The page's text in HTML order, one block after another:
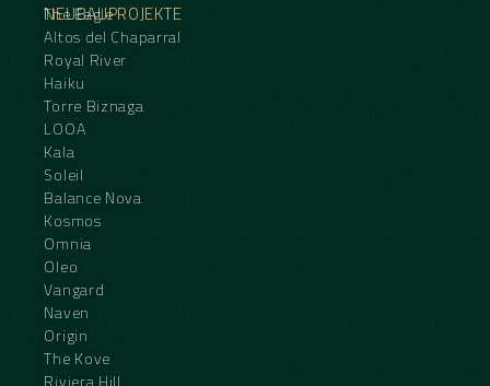
NEUBAUPROJEKTE
The Eagle
Altos del Chaparral
Royal River
Haiku
Torre Biznaga
LOOA
Kala
Soleil
Balance Nova
Kosmos
Omnia
Oleo
Vangard
Naven
Origin
The Kove
Riviera Hill